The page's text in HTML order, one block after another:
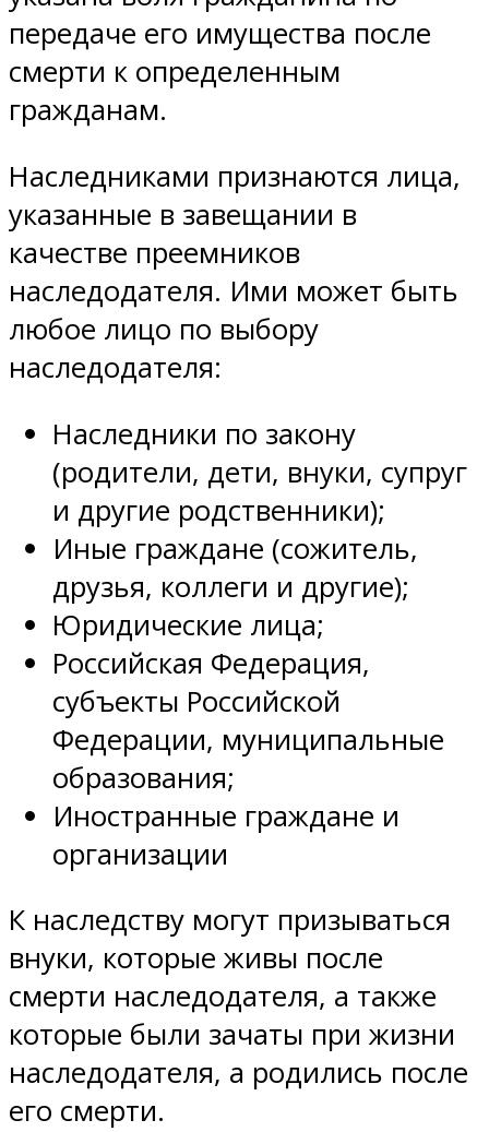
передаче его имущества после
смерти к определенным
гражданам.
Наследниками признаются лица,
указанные в завещании в
качестве преемников
наследодателя. Ими может быть
любое лицо по выбору
наследодателя:
Наследники по закону
(родители, дети, внуки, супруг
и другие родственники);
Иные граждане (сожитель,
друзья, коллеги и другие);
Юридические лица;
Российская Федерация,
субъекты Российской
Федерации, муниципальные
образования;
Иностранные граждане и
организации
К наследству могут призываться
внуки, которые живы после
смерти наследодателя, а также
которые были зачаты при жизни
наследодателя, а родились после
его смерти.